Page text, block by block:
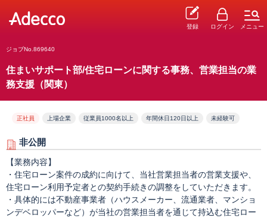
登録 ログイン メニュー
ジョブNo.869640
住まいサポート部/住宅ローンに関する事務、営業担当の業
務支援（関東）
正社員 上場企業 従業員1000名以上 年間休日120日以上 未経験可
非公開
【業務内容】
・住宅ローン案件の成約に向けて、当社営業担当者の営業支援や、
住宅ローン利用予定者との契約手続きの調整をしていただきます。
・具体的には不動産事業者（ハウスメーカー、流通業者、マンショ
ンデベロッパーなど）が当社の営業担当者を通じて持込む住宅ロー